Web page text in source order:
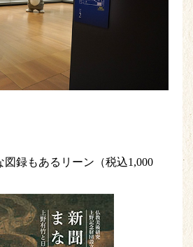
図録もあるリーン（税込1,000